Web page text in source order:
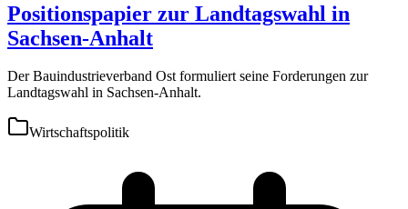
Positionspapier zur Landtagswahl in
Sachsen-Anhalt
Der Bauindustrieverband Ost formuliert seine Forderungen zur
Landtagswahl in Sachsen-Anhalt.
Wirtschaftspolitik